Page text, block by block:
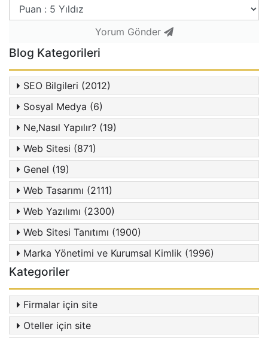
Yorum Gönder
Blog Kategorileri
SEO Bilgileri (2012)
Sosyal Medya (6)
Ne,Nasıl Yapılır? (19)
Web Sitesi (871)
Genel (19)
Web Tasarımı (2111)
Web Yazılımı (2300)
Web Sitesi Tanıtımı (1900)
Marka Yönetimi ve Kurumsal Kimlik (1996)
Kategoriler
Firmalar için site
Oteller için site